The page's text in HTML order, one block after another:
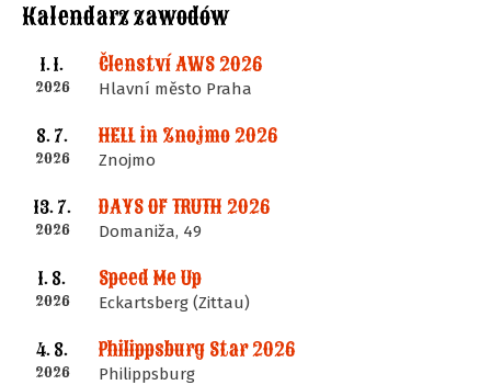
Kalendarz zawodów
1. 1.
2026
Členství AWS 2026
Hlavní město Praha
8. 7.
2026
HELL in Znojmo 2026
Znojmo
13. 7.
2026
DAYS OF TRUTH 2026
Domaniža, 49
1. 8.
2026
Speed Me Up
Eckartsberg (Zittau)
4. 8.
2026
Philippsburg Star 2026
Philippsburg